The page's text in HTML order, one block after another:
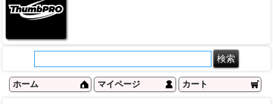
ホーム マイページ カート